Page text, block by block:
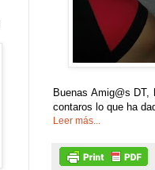
Buenas Amig@s
contaros lo que ha
Leer más...